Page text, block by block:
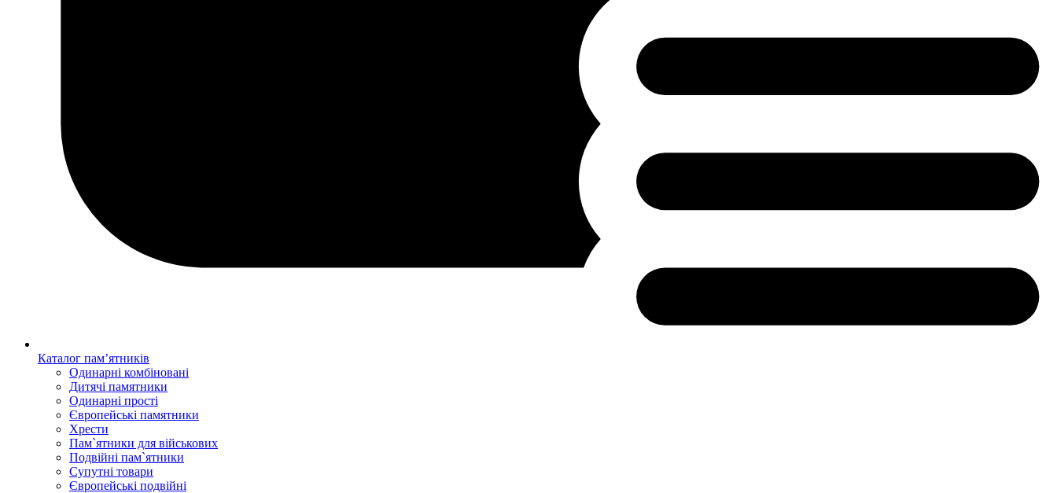
Каталог пам’ятників
Одинарні комбіновані
Дитячі памятники
Одинарні прості
Європейські памятники
Хрести
Пам`ятники для військових
Подвійні пам`ятники
Супутні товари
Європейські подвійні